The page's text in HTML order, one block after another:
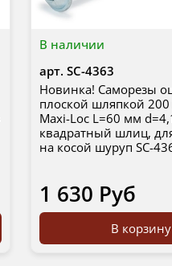
В наличии
арт. SC-4363
Новинка! Саморезы
плоской шляпкой
Maxi-Loc L=60 мм
квадратный шлиц,
на косой шуруп SC-
1 630 Руб
В корзину